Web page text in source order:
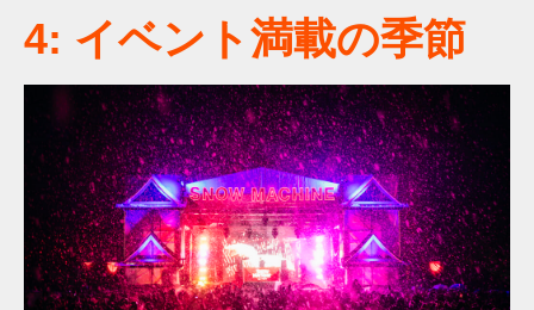
4: イベント満載の季節